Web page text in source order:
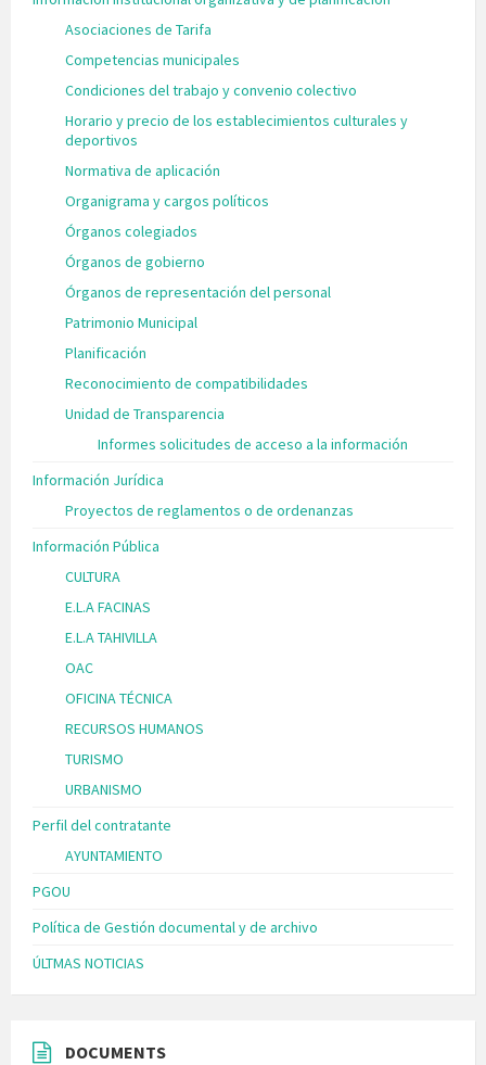
Asociaciones de Tarifa
Competencias municipales
Condiciones del trabajo y convenio colectivo
Horario y precio de los establecimientos culturales y
deportivos
Normativa de aplicación
Organigrama y cargos políticos
Órganos colegiados
Órganos de gobierno
Órganos de representación del personal
Patrimonio Municipal
Planificación
Reconocimiento de compatibilidades
Unidad de Transparencia
Informes solicitudes de acceso a la información
Información Jurídica
Proyectos de reglamentos o de ordenanzas
Información Pública
CULTURA
E.L.A FACINAS
E.L.A TAHIVILLA
OAC
OFICINA TÉCNICA
RECURSOS HUMANOS
TURISMO
URBANISMO
Perfil del contratante
AYUNTAMIENTO
PGOU
Política de Gestión documental y de archivo
ÚLTMAS NOTICIAS
DOCUMENTS